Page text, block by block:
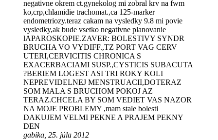
negativne okrem ct.gynekolog mi zobral krv na fwm
ko,crp,chlamidie trachomat.,ca 125-marker
endometriozy.teraz cakam na vysledky 9.8 mi povie
vysledky,ak bude vsetko negativne planovanie
lAPAROSKOPIE.ZAVER: BOLESTIVY SYNDR
BRUCHA VO VYDIFF.,TZ PORT VAG CERV
UTERI,CERVICITIS CHRONICA S
EXACERBACIAMI SUSP.,CYSTICIS SUBACUTA
?BERIEM LOGEST ASI TRI ROKY KOLI
NEPREVIDELNEJ MENSTRUACII,DOTERAZ
SOM MALA S BRUCHOM POKOJ AZ
TERAZ.CHCELA BY SOM VEDIET VAS NAZOR
NA MOJE PROBLEMY ,mam stale bolesti
DAKUJEM VELMI PEKNE A PRAJEM PEKNY
DEN
gabika, 25. júla 2012